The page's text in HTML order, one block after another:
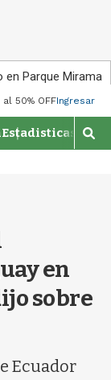
Parque Miramar
50% OFFIngresar
Estadisticas
M
o
q
en
sobre
Ecuador